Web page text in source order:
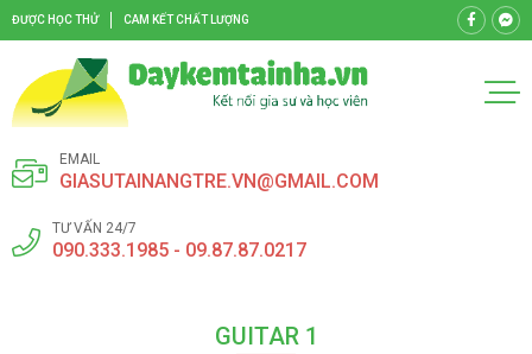
ĐƯỢC HỌC THỬ CAM KẾT CHẤT LƯỢNG
EMAIL
GIASUTAINANGTRE.VN@GMAIL.COM
TƯ VẤN 24/7
090.333.1985 - 09.87.87.0217
GUITAR 1